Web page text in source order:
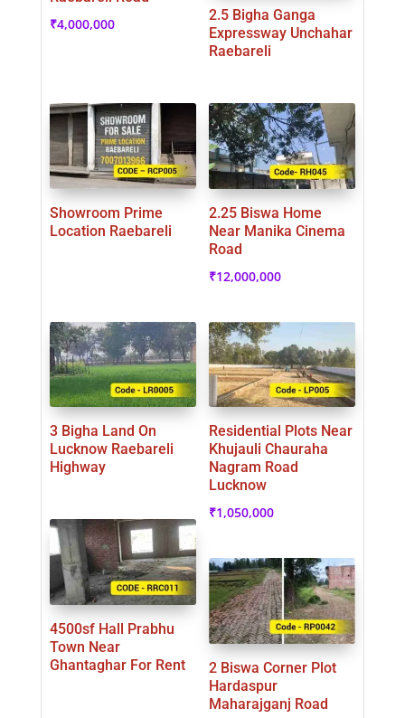
₹4,000,000
2.5 Bigha Ganga
Expressway Unchahar
Raebareli
Showroom Prime
Location Raebareli
2.25 Biswa Home
Near Manika Cinema
Road
₹12,000,000
3 Bigha Land On
Lucknow Raebareli
Highway
Residential Plots Near
Khujauli Chauraha
Nagram Road
Lucknow
₹1,050,000
4500sf Hall Prabhu
Town Near
Ghantaghar For Rent
2 Biswa Corner Plot
Hardaspur
Maharajganj Road